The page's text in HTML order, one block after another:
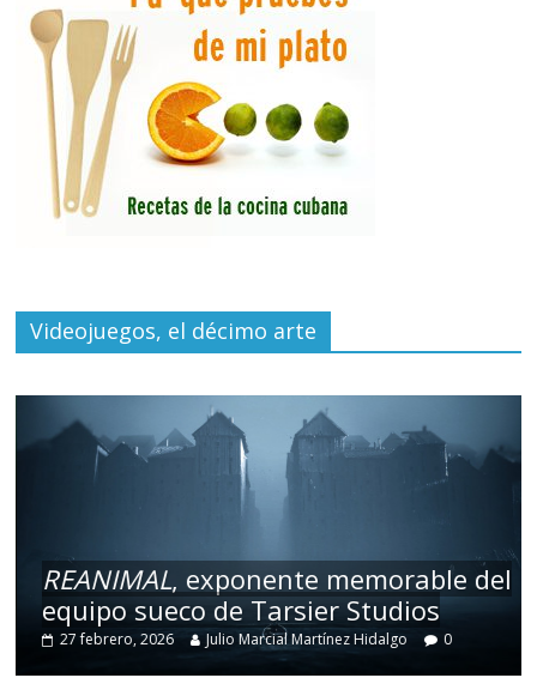
Videojuegos, el décimo arte
REANIMAL, exponente memorable del
equipo sueco de Tarsier Studios
27 febrero, 2026 Julio Marcial Martínez Hidalgo 0